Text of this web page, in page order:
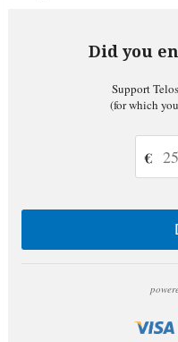
Did you
Support
(for which
€